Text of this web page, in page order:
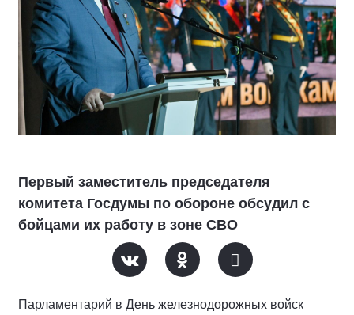
Первый заместитель председателя
комитета Госдумы по обороне обсудил с
бойцами их работу в зоне СВО
Парламентарий в День железнодорожных войск